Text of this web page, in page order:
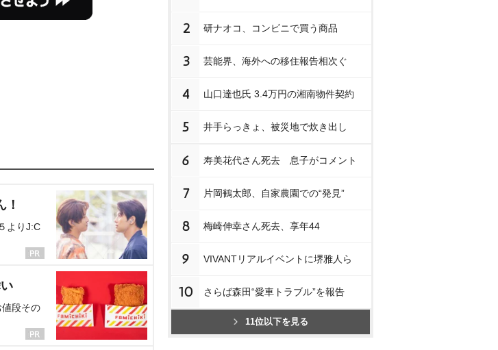
よりJ:C
段その
2 研ナオコ、コンビニで買う商品
3 芸能界、海外への移住報告相次ぐ
4 山口達也氏 3.4万円の湘南物件契約
5 井手らっきょ、被災地で炊き出し
6 寿美花代さん死去 息子がコメント
7 片岡鶴太郎、自家農園での“発見”
8 梅崎伸幸さん死去、享年44
9 VIVANTリアルイベントに堺雅人ら
10 さらば森田“愛車トラブル”を報告
11位以下を見る